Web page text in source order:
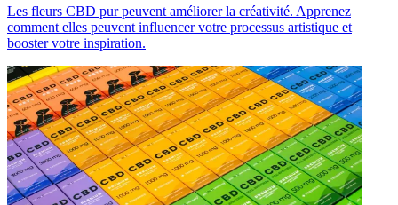
Les fleurs CBD pur peuvent améliorer la créativité. Apprenez
comment elles peuvent influencer votre processus artistique et
booster votre inspiration.